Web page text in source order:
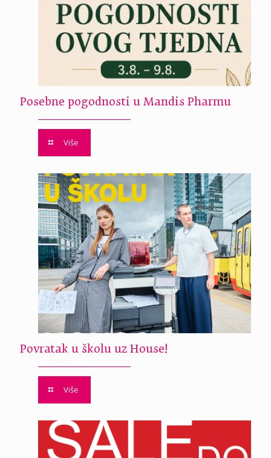
Posebne pogodnosti u Mandis Pharmu
Više
Povratak u školu uz House!
Više